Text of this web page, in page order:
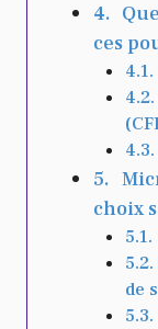
ces
choix
de